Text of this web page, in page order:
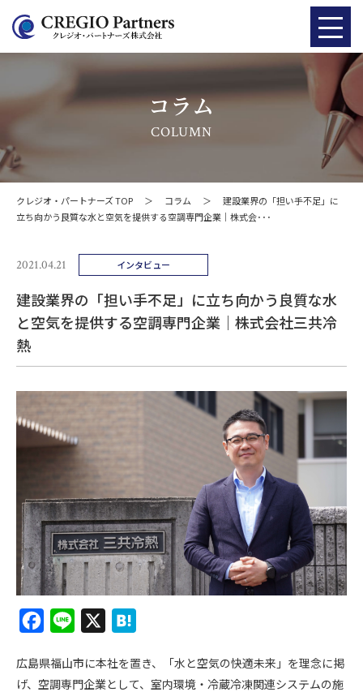
コラム
COLUMN
クレジオ・パートナーズ TOP ＞ コラム ＞
建設業界の「担い手不足」に
立ち向かう良質な水と空気を提供する空調専門企業｜株式会･･･
2021.04.21 インタビュー
建設業界の「担い手不足」に立ち向かう良質な水
と空気を提供する空調専門企業｜株式会社三共冷
熱
c
n
t
広島県福山市に本社を置き、「水と空気の快適未来」を理念に掲
げ、空調専門企業として、室内環境・冷蔵冷凍関連システムの施